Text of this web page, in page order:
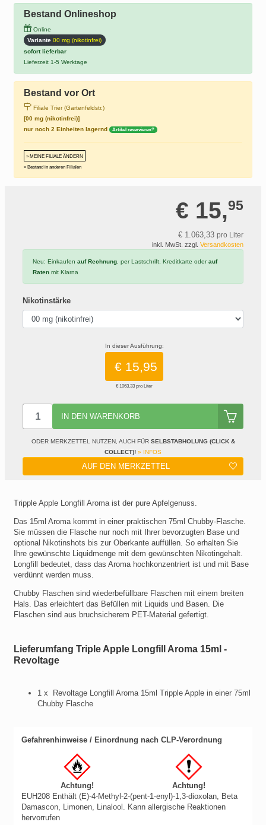
Bestand Onlineshop
Online
Variante00 mg (nikotinfrei)
sofort lieferbar
Lieferzeit 1-5 Werktage
Bestand vor Ort
Filiale Trier (Gartenfeldstr.)
[00 mg (nikotinfrei)]
nur noch 2 Einheiten lagernd
Artikel reservieren?
» MEINE FILIALE ÄNDERN
» Bestand in anderen Filialen
€ 15,95
€ 1.063,33 pro Liter
inkl. MwSt. zzgl. Versandkosten
Neu: Einkaufenauf Rechnung , per Lastschrift, Kreditkarte oderauf
Raten mit Klarna
Nikotinstärke
In dieser Ausführung:
€ 15,95
€ 1063,33 pro Liter
IN DEN WARENKORB
ODER MERKZETTEL NUTZEN, AUCH FÜR SELBSTABHOLUNG (CLICK &
COLLECT)! » INFOS
AUF DEN MERKZETTEL
Tripple Apple Longfill Aroma ist der pure Apfelgenuss.
Das 15ml Aroma kommt in einer praktischen 75ml Chubby-Flasche.
Sie müssen die Flasche nur noch mit Ihrer bevorzugten Base und
optional Nikotinshots bis zur Oberkante auffüllen. So erhalten Sie
Ihre gewünschte Liquidmenge mit dem gewünschten Nikotingehalt.
Longfill bedeutet, dass das Aroma hochkonzentriert ist und mit Base
verdünnt werden muss.
Chubby Flaschen sind wiederbefüllbare Flaschen mit einem breiten
Hals. Das erleichtert das Befüllen mit Liquids und Basen. Die
Flaschen sind aus bruchsicherem PET-Material gefertigt.
Lieferumfang Triple Apple Longfill Aroma 15ml -
Revoltage
1 x Revoltage Longfill Aroma 15ml Tripple Apple in einer 75ml
Chubby Flasche
Gefahrenhinweise / Einordnung nach CLP-Verordnung
Achtung!
Achtung!
EUH208 Enthält (E)-4-Methyl-2-(pent-1-enyl)-1,3-dioxolan, Beta
Damascon, Limonen, Linalool. Kann allergische Reaktionen
hervorrufen